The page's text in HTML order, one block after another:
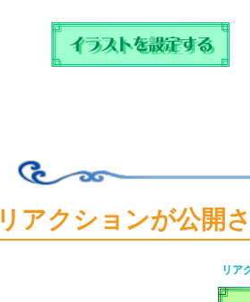
リアクションが公開
リア